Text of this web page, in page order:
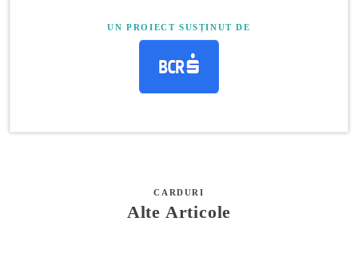
UN PROIECT SUSȚINUT DE
CARDURI
Alte Articole